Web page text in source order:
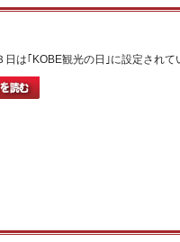
日は｢KOBE観光の日｣に設定され